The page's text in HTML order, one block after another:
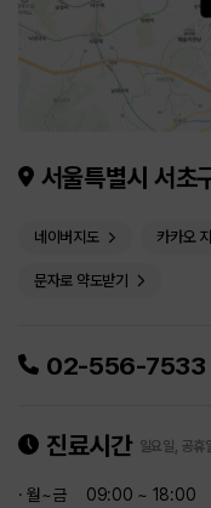
서울특별시 서초
네이버지도 카카오
문자로 약도받기
02-556-7533
진료시간 일요일, 공휴
· 월~금
09:00 ~ 18:00